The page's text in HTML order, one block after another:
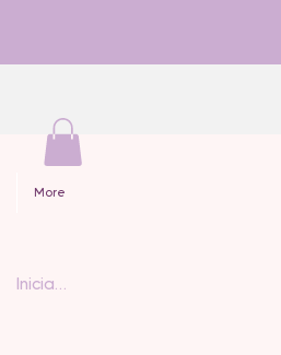
More
Iniciar sesión